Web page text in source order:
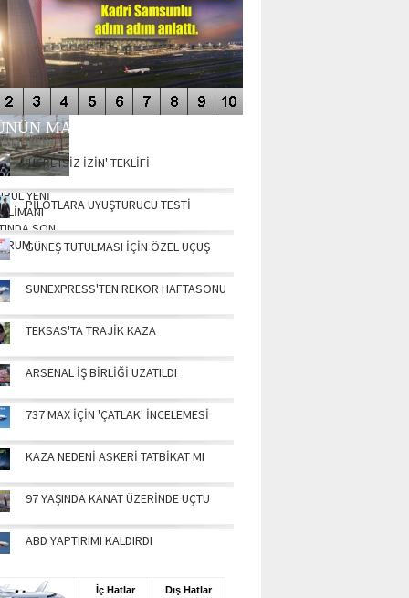
YENİ
SON
MANŞETLERİ
‘ÜCRETSİZ İZİN' TEKLİFİ
PİLOTLARA UYUŞTURUCU TESTİ
GÜNEŞ TUTULMASI İÇİN ÖZEL UÇUŞ
SUNEXPRESS'TEN REKOR HAFTASONU
TEKSAS'TA TRAJİK KAZA
ARSENAL İŞ BİRLİĞİ UZATILDI
737 MAX İÇİN 'ÇATLAK' İNCELEMESİ
KAZA NEDENİ ASKERİ TATBİKAT MI
97 YAŞINDA KANAT ÜZERİNDE UÇTU
ABD YAPTIRIMI KALDIRDI
İç Hatlar Dış Hatlar